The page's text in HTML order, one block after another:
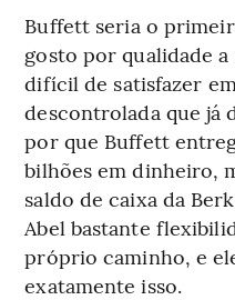
Buffett seria o
gosto por qualidade
difícil de satisfazer
descontrolada que já
por que Buffett
bilhões em dinheiro,
saldo de caixa da
Abel bastante
próprio caminho, e
exatamente isso.